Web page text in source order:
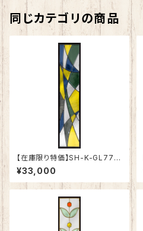
同じカテゴリの商品
【在庫限り特価】SH-K-GL77B
K
¥33,000